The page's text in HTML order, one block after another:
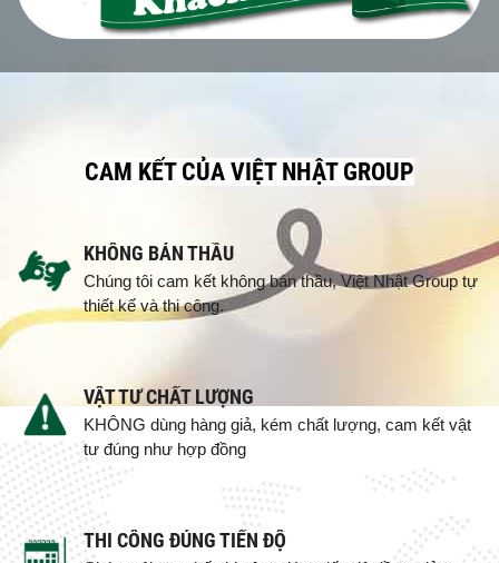
CAM KẾT CỦA VIỆT NHẬT GROUP
KHÔNG BÁN THẦU
Chúng tôi cam kết không bán thầu, Việt Nhật Group tự
thiết kế và thi công.
VẬT TƯ CHẤT LƯỢNG
KHÔNG dùng hàng giả, kém chất lượng, cam kết vật
tư đúng như hợp đồng
THI CÔNG ĐÚNG TIẾN ĐỘ